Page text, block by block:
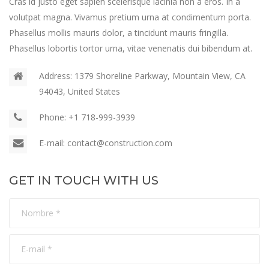
volutpat magna. Vivamus pretium urna at condimentum porta.
Phasellus mollis mauris dolor, a tincidunt mauris fringilla.
Phasellus lobortis tortor urna, vitae venenatis dui bibendum at.
Address: 1379 Shoreline Parkway, Mountain View, CA
94043, United States
Phone: +1 718-999-3939
E-mail: contact@construction.com
GET IN TOUCH WITH US